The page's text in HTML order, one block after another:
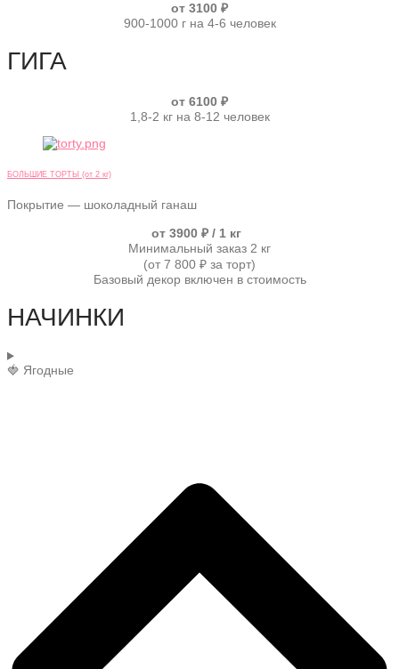
от 3100 ₽
900-1000 г на 4-6 человек
ГИГА
от 6100 ₽
1,8-2 кг на 8-12 человек
БОЛЬШИЕ ТОРТЫ (от 2 кг)
Покрытие — шоколадный ганаш
от 3900 ₽ / 1 кг
Минимальный заказ 2 кг
(от 7 800 ₽ за торт)
Базовый декор включен в стоимость
НАЧИНКИ
🍓 Ягодные